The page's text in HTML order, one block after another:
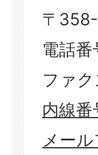
〒
電話
ファ
内線
メー